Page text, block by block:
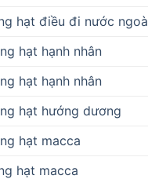
hạt điều đi nước
hạt hạnh nhân
hạt hạnh nhân
hạt hướng dương
hạt macca
hạt macca